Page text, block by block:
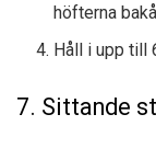
höfterna
Håll i upp till
7. Sittande